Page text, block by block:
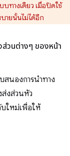
บทางเดียว เมื่อปิดใช้
ายนั้นไม่ได้อีก
ส่วนต่างๆ ของหน้า
สนองการนําทาง
ส่งส่วนหัว
ใหม่เพื่อให้